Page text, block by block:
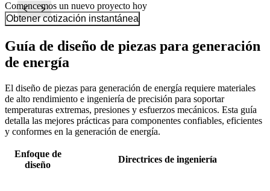
Comencemos un nuevo proyecto hoy
Obtener cotización instantánea
Guía de diseño de piezas para generación
de energía
El diseño de piezas para generación de energía requiere materiales
de alto rendimiento e ingeniería de precisión para soportar
temperaturas extremas, presiones y esfuerzos mecánicos. Esta guía
detalla las mejores prácticas para componentes confiables, eficientes
y conformes en la generación de energía.
Enfoque de
diseño
Directrices de ingeniería